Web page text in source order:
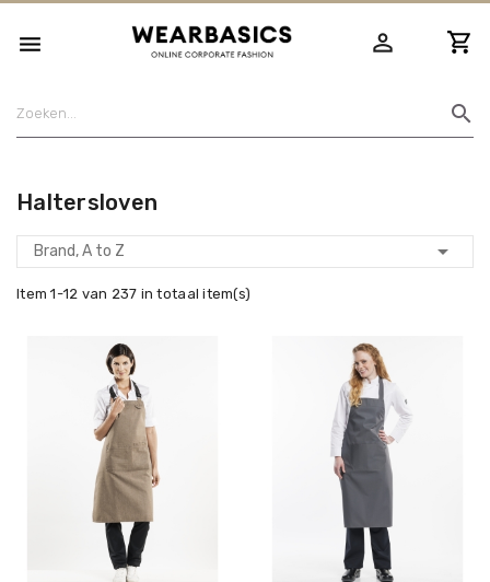
 person_outline
search
Haltersloven
Brand, A to Z 
Item 1-12 van 237 in totaal item(s)